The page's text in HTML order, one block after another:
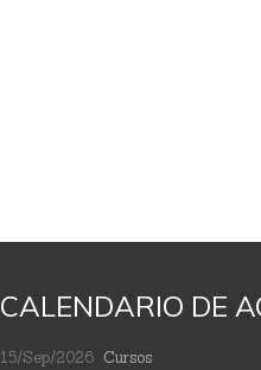
CALENDARIO DE
15/Sep/2026 Cursos